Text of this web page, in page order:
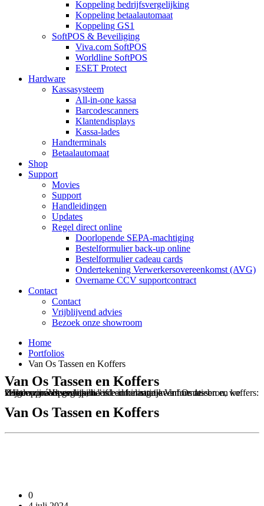
Koppeling bedrijfsvergelijking
Koppeling betaalautomaat
Koppeling GS1
SoftPOS & Beveiliging
Viva.com SoftPOS
Worldline SoftPOS
ESET Protect
Hardware
Kassasysteem
All-in-one kassa
Barcodescanners
Klantendisplays
Kassa-lades
Handterminals
Betaalautomaat
Shop
Support
Movies
Support
Handleidingen
Updates
Regel direct online
Doorlopende SEPA-machtiging
Bestelformulier back-up online
Bestelformulier cadeau cards
Ondertekening Verwerkersovereenkomst (AVG)
Overname CCV supportcontract
Contact
Contact
Vrijblijvend advies
Bezoek onze showroom
Home
Portfolios
Van Os Tassen en Koffers
Van Os Tassen en Koffers
Boudewijn Vreeswijk, hoofd administratie Van Os tassen en koffers: “Het voorraadprogramma is een belangrijke informatiebron, we krijgen zo écht gedetaillieerde informatie over hoe de verkoopprocessen lopen.”
Van Os Tassen en Koffers
0